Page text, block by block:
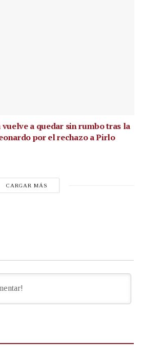
a quedar sin rumbo tras la
por el rechazo a Pirlo
CARGAR MÁS